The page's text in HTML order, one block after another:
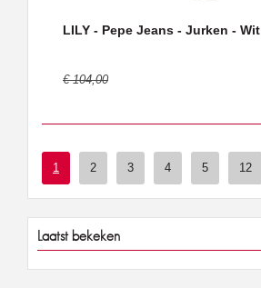
LILY - Pepe Jeans - Jurken - Wit
€ 104,00
1 2 3 4 5 12
Laatst bekeken